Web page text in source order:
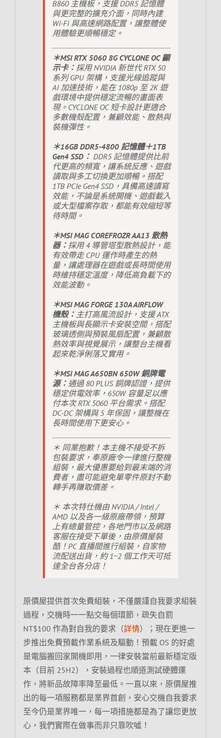
B860 主機板，支援 DDR5 記憶體
與更完整的擴充介面，同時內建
Wi-Fi 與高速網路配置，讓整體使
用體驗更順暢穩定。
＊MSI RTX 5060 8G CYCLONE OC 顯
示卡： 採用 NVIDIA 新世代 RTX 50
系列 GPU 架構，支援光線追蹤與
AI 加速技術，能在 1080p 至 2K 遊
戲環境中提供穩定流暢的畫面表
現。CYCLONE OC 短卡設計更適合
多數機殼配置，兼顧效能、散熱與
裝機彈性。
＊16GB DDR5-4800 記憶體＋1TB
Gen4 SSD： DDR5 記憶體提供比前
代更高的頻寬，讓系統反應、遊戲
讀取與多工切換更加順暢。搭配
1TB PCIe Gen4 SSD，具備高速讀寫
效能，不論是系統開機、遊戲載入
或大型檔案存取，都能有效縮短等
待時間。
＊MSI MAG COREFROZR AA13 散熱
器： 採用 4 導管塔型散熱設計，能
有效帶走 CPU 運作時產生的熱
量，讓處理器在遊戲或長時間使用
時維持穩定溫度，降低高負載下的
效能波動。
＊MSI MAG FORGE 130A AIRFLOW
機殼： 主打高風流設計，支援 ATX
主機板與長顯示卡安裝空間，搭配
玻璃透側與預裝風扇配置，兼顧散
熱效率與視覺展示，讓整台主機看
起來乾淨俐落又實用。
＊MSI MAG A650BN 650W 銅牌電
源： 通過 80 PLUS 銅牌認證，提供
穩定供電效率，650W 容量足以應
付本次 RTX 5060 平台需求。搭配
DC-DC 架構與 5 年保固，讓整機在
長時間使用下更安心。
＊ 同業抱歉！本主機不接受不拆
包裝要求，奉原廠令一律進行整機
組裝，最大優惠要給到最末端的消
費者，盡可能避免單零件原封不動
轉手再賺取價差。
＊ 本次特仕機由 NVIDIA / Intel /
AMD 以及各一級原廠帶領，預算
上有總量管控，各地門市以及網路
客服在接受下單後，由原價屋裝
酷！PC 直播間進行組裝，自家物
流配送出貨，約 1~2 個工作天可抵
達全台各分店！
原價屋提供首次免費組裝，不僅嚴謹自我要求組裝
過程，交機時一一點交每個環節，疏失自罰
NT$100 作為對自我的要求（詳情）；現在更進一
步推出免費預載作業系統及驅動！預載 OS 的好處
是電腦搬回家開機即用，一律安裝當前最新穩定版
本（目前 25H2），安裝過程也順道測試硬體運
作，將新品故障率降至最低。一直以來，原價屋推
出的每一項服務都是業界首創，安心交機自我要求
至今仍是業界唯一，每一項措施都是為了讓您更放
心，我們實際在做事而非只靠吹噓！